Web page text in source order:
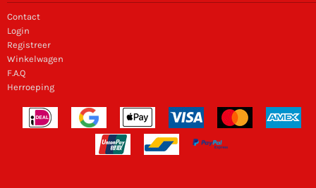
Contact
Login
Registreer
Winkelwagen
F.A.Q
Herroeping